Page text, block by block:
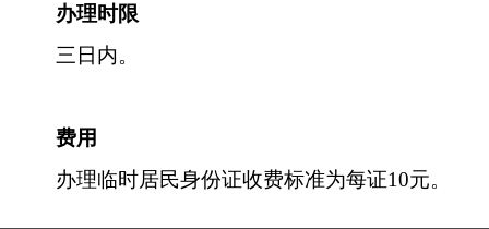
办理时限
三日内。
费用
办理临时居民身份证收费标准为每证10元。